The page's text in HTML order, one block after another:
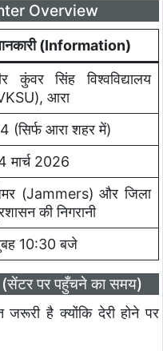
Overview
(Information)
कुंवर सिंह विश्वविद्यालय
आरा
(सिर्फ आरा शहर में)
मार्च 2026
(Jammers) और जिला
की निगरानी
10:30 बजे
पर पहुँचने का समय)
है क्योंकि देरी होने पर